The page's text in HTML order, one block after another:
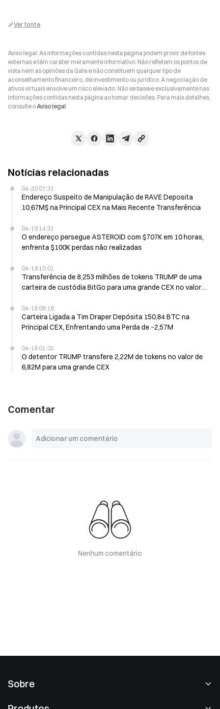
Ver fonte
Aviso legal: As informações contidas nesta página podem provir de fontes
externas e têm caráter meramente informativo. Não refletem os pontos de
vista nem as opiniões da Gate e não constituem qualquer tipo de
aconselhamento financeiro, de investimento ou jurídico. A negociação de
ativos virtuais envolve um risco elevado. Não se baseie exclusivamente nas
informações contidas nesta página ao tomar decisões. Para mais detalhes,
consulte oAviso legal.
Notícias relacionadas
04-20 07:31
Endereço Suspeito de Manipulação de RAVE Deposita
10,67M$ na Principal CEX na Mais Recente Transferência
04-19 14:31
O endereço persegue ASTEROID com $707K em 10 horas,
enfrenta $100K perdas não realizadas
04-19 10:01
Transferência de 8,253 milhões de tokens TRUMP de uma
carteira de custódia BitGo para uma grande CEX no valor
04-18 06:16
Carteira Ligada a Tim Draper Depósita 150,84 BTC na
Principal CEX, Enfrentando uma Perda de ~2,57M
04-18 01:02
O detentor TRUMP transfere 2,22M de tokens no valor de
6,82M para uma grande CEX
Comentar
Nenhum comentário
Sobre